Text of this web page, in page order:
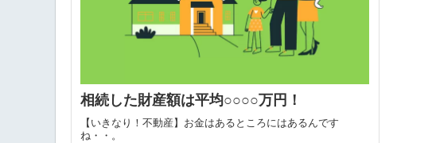
相続した財産額は平均○○○○万円！
【いきなり！不動産】お金はあるところにはあるんです
ね・・。